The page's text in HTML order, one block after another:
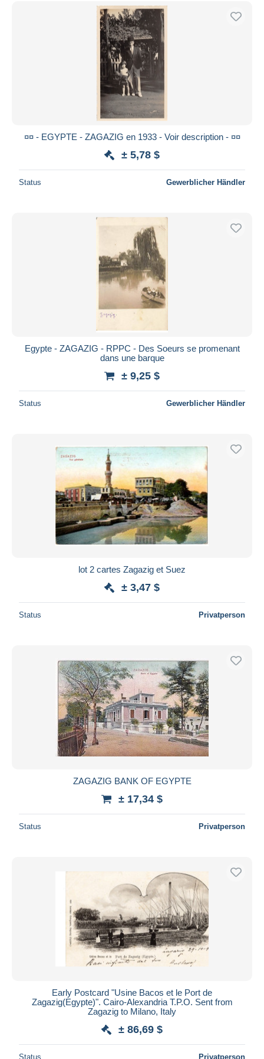
Kostenloser Versand
Zahlungsmethoden
Banküberweisung
Mastercard
Bancontact
Wohnsitz des Verkäufers
Übernehmen
¤¤ - EGYPTE - ZAGAZIG en 1933 - Voir description - ¤¤
± 5,78 $
Status Gewerblicher Händler
Egypte - ZAGAZIG - RPPC - Des Soeurs se promenant
dans une barque
± 9,25 $
Status Gewerblicher Händler
lot 2 cartes Zagazig et Suez
± 3,47 $
Status Privatperson
ZAGAZIG BANK OF EGYPTE
± 17,34 $
Status Privatperson
Early Postcard "Usine Bacos et le Port de
Zagazig(Egypte)". Cairo-Alexandria T.P.O. Sent from
Zagazig to Milano, Italy
± 86,69 $
Status Privatperson